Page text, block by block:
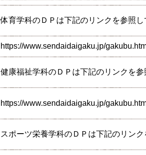
体育学科のＤＰは下記のリンクを参照
https://www.sendaidaigaku.jp/
健康福祉学科のＤＰは下記のリンクを
https://www.sendaidaigaku.jp/
スポーツ栄養学科のＤＰは下記のリン